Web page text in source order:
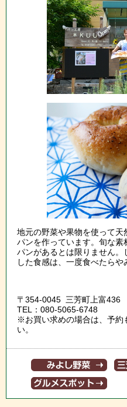
地元の野菜や果物を使って
パンを作っています。旬な素
パンがあるとは限りません。
した食感は、一度食べたらや
〒354-0045 三芳町上富436
TEL：080-5065-6748
※お買い求めの場合は、予約
い。